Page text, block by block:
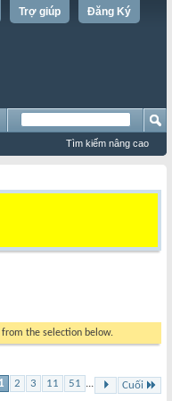
Đăng Ký
Trợ giúp
Tìm kiếm nâng cao
the selection below.
1 2 3 11 51 ... Cuối